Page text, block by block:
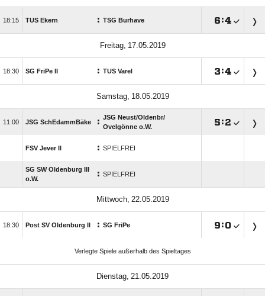
 TUS Ekern : TSG Burhave :
 
 SG FriPe II : TUS Varel :
 
 JSG SchEdammBäke : JSG Neust/​Oldenbr/​
Ovelgönne o.W.
:
FSV Jever II : SPIELFREI
SG SW Oldenburg III
o.W.
: SPIELFREI
 
 Post SV Oldenburg II : SG FriPe :
Verlegte Spiele außerhalb des Spieltages
 